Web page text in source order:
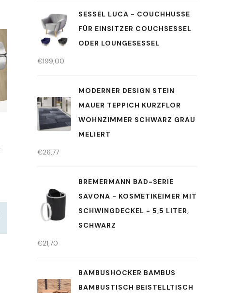
SESSEL LUCA - COUCHHUSSE
FÜR EINSITZER COUCHSESSEL
ODER LOUNGESESSEL
€199,00
MODERNER DESIGN STEIN
MAUER TEPPICH KURZFLOR
WOHNZIMMER SCHWARZ GRAU
MELIERT
€26,77
BREMERMANN BAD-SERIE
SAVONA - KOSMETIKEIMER MIT
SCHWINGDECKEL - 5,5 LITER,
SCHWARZ
€21,70
BAMBUSHOCKER BAMBUS
BAMBUSTISCH BEISTELLTISCH